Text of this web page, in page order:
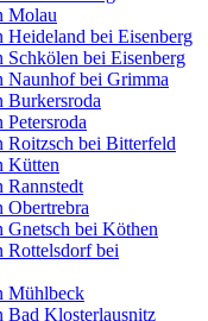
Molau
Heideland bei Eisenberg
Schkölen bei Eisenberg
Naunhof bei Grimma
Burkersroda
Roitzsch bei Bitterfeld
Kütten
Rannstedt
Obertrebra
Gnetsch bei Köthen
Rottelsdorf bei
Mühlbeck
Bad Klosterlausnitz